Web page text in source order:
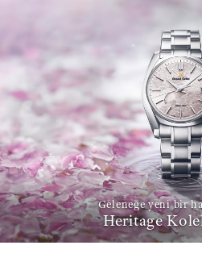
Geleneğe yeni bir
Heritage